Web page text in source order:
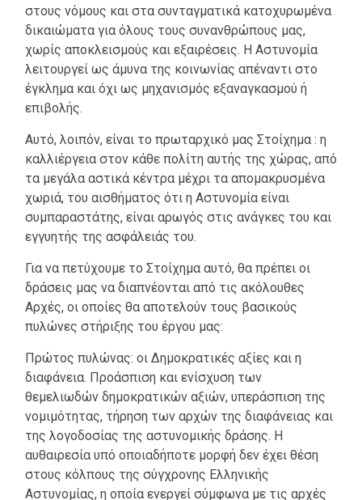
στους νόμους και στα συνταγματικά κατοχυρωμένα
δικαιώματα για όλους τους συνανθρώπους μας,
χωρίς αποκλεισμούς και εξαιρέσεις. Η Αστυνομία
λειτουργεί ως άμυνα της κοινωνίας απέναντι στο
έγκλημα και όχι ως μηχανισμός εξαναγκασμού ή
επιβολής.
Αυτό, λοιπόν, είναι το πρωταρχικό μας Στοίχημα : η
καλλιέργεια στον κάθε πολίτη αυτής της χώρας, από
τα μεγάλα αστικά κέντρα μέχρι τα απομακρυσμένα
χωριά, του αισθήματος ότι η Αστυνομία είναι
συμπαραστάτης, είναι αρωγός στις ανάγκες του και
εγγυητής της ασφάλειάς του.
Για να πετύχουμε το Στοίχημα αυτό, θα πρέπει οι
δράσεις μας να διαπνέονται από τις ακόλουθες
Αρχές, οι οποίες θα αποτελούν τους βασικούς
πυλώνες στήριξης του έργου μας:
Πρώτος πυλώνας: οι Δημοκρατικές αξίες και η
διαφάνεια. Προάσπιση και ενίσχυση των
θεμελιωδών δημοκρατικών αξιών, υπεράσπιση της
νομιμότητας, τήρηση των αρχών της διαφάνειας και
της λογοδοσίας της αστυνομικής δράσης. Η
αυθαιρεσία υπό οποιαδήποτε μορφή δεν έχει θέση
στους κόλπους της σύγχρονης Ελληνικής
Αστυνομίας, η οποία ενεργεί σύμφωνα με τις αρχές